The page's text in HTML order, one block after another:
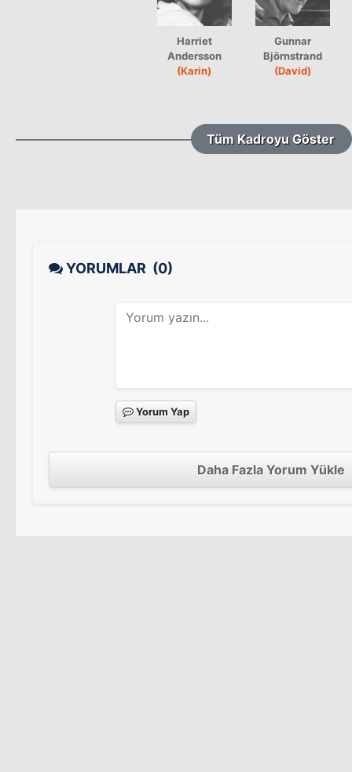
Harriet
Andersson
(Karin)
Gunnar
Björnstrand
(David)
Tüm Kadroyu Göster
YORUMLAR (0)
Yorum Yap
Daha Fazla Yorum Yükle